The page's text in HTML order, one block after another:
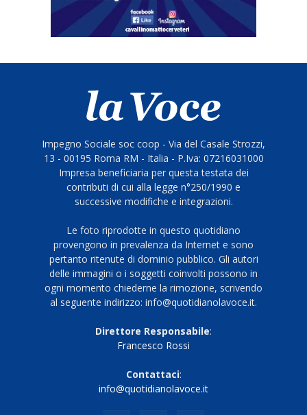
Impegno Sociale soc coop - Via del Casale Strozzi,
13 - 00195 Roma RM - Italia - P.Iva: 07216031000
Impresa beneficiaria per questa testata dei
contributi di cui alla legge n°250/1990 e
successive modifiche e integrazioni.
Le foto riprodotte in questo quotidiano
provengono in prevalenza da Internet e sono
pertanto ritenute di dominio pubblico. Gli autori
delle immagini o i soggetti coinvolti possono in
ogni momento chiederne la rimozione, scrivendo
al seguente indirizzo: info@quotidianolavoce.it.
Direttore Responsabile:
Francesco Rossi
Contattaci:
info@quotidianolavoce.it